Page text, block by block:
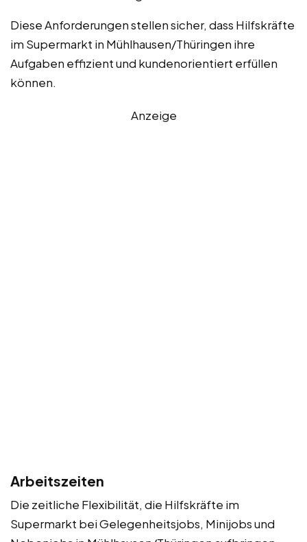
Diese Anforderungen stellen sicher, dass Hilfskräfte
im Supermarkt in Mühlhausen/Thüringen ihre
Aufgaben effizient und kundenorientiert erfüllen
können.
Anzeige
Arbeitszeiten
Die zeitliche Flexibilität, die Hilfskräfte im
Supermarkt bei Gelegenheitsjobs, Minijobs und